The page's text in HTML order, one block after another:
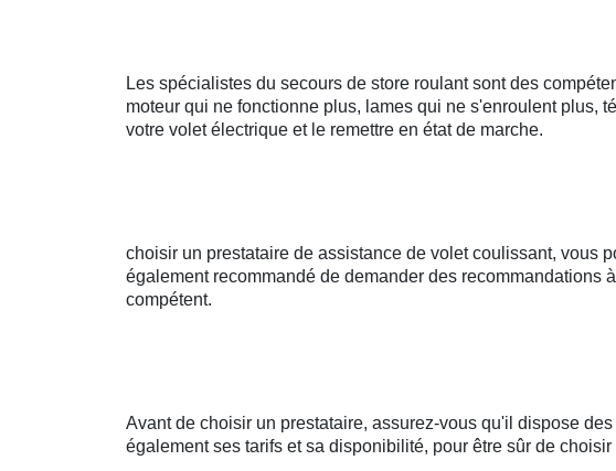
Les spécialistes du secours de store roulant sont des
moteur qui ne fonctionne plus, lames qui ne s'enroulent plus,
votre volet électrique et le remettre en état de marche.
choisir un prestataire de assistance de volet coulissant, vous
également recommandé de demander des recommandations
compétent.
Avant de choisir un prestataire, assurez-vous qu'il dispose
également ses tarifs et sa disponibilité, pour être sûr de